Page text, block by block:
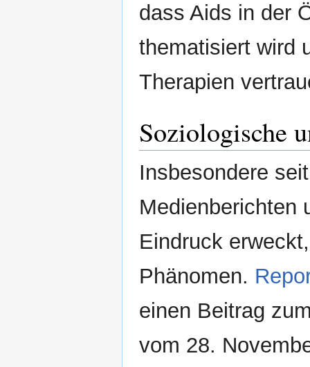
dass Aids in der
thematisiert wird
Therapien
Soziologische
Insbesondere
Medienberichten
Eindruck
Phänomen.
einen Beitrag
vom 28.